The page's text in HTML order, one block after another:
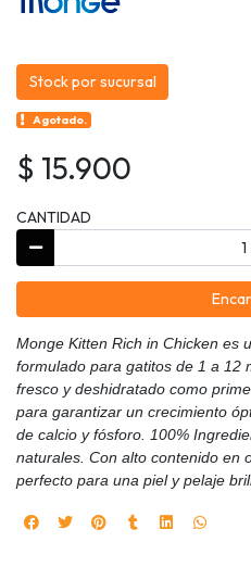
Stock por sucursal
Agotado.
$ 15.900
CANTIDAD
Monge Kitten Rich in Chicken es
formulado para gatitos de 1 a 12
fresco y deshidratado como
para garantizar un crecimiento
de calcio y fósforo. 100%
naturales. Con alto contenido en
perfecto para una piel y pelaje